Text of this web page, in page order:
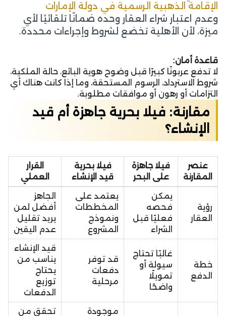
الإقامة الذهبية الرسمية في دولة الإمارات
وعدم اعتبار شراء العقار وحده ضمانًا تلقائيًا لأي
ميزة، لأن الأهلية تخضع لشروط وإجراءات محددة.
قاعدة أمان:
لا تدفع عربونًا كبيرًا قبل وضوح هوية البائع، حالة الملكية،
شروط الاسترداد، الرسوم المستحقة، وما إذا كانت هناك أي
التزامات أو رهون أو موافقات مطلوبة.
مقارنة: فيلا بحرية جاهزة أم قيد
الإنشاء؟
عنصر
المقارنة
فيلا جاهزة
على البحر
فيلا بحرية
قيد الإنشاء
القرار
العملي
رؤية
العقار
يمكن
فحصه
فعليًا قبل
الشراء
يعتمد على
المخططات
ونموذج
المشروع
الجاهز
أفضل لمن
يريد تقليل
عدم اليقين
خطة
الدفع
غالبًا تحتاج
سيولة أو
تمويلًا
واضحًا
قد توفر
دفعات
مرحلية
قيد الإنشاء
يناسب من
يحتاج
توزيع
الدفعات
موجودة
تحقق من